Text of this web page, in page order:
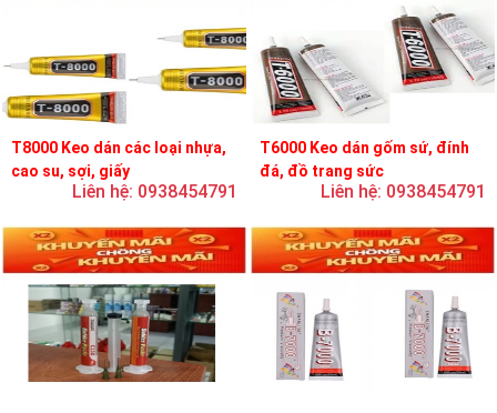
T8000 Keo dán các loại nhựa,
cao su, sợi, giấy
Liên hệ: 0938454791
T6000 Keo dán gốm sứ, đính
đá, đồ trang sức
Liên hệ: 0938454791